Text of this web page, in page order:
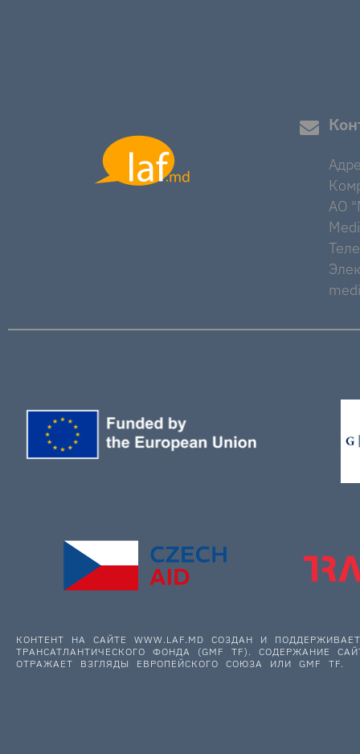
AO
КОНТЕНТ НА САЙТЕ WWW.LAF.MD СОЗДАН И
ТРАНСАТЛАНТИЧЕСКОГО ФОНДА (GMF TF). СОДЕРЖАНИЕ
ОТРАЖАЕТ ВЗГЛЯДЫ ЕВРОПЕЙСКОГО СОЮЗА ИЛИ GMF TF.